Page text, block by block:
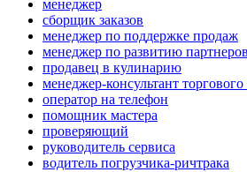
менеджер
сборщик заказов
менеджер по поддержке продаж
менеджер по развитию партнеров
продавец в кулинарию
менеджер-консультант торгового
опeрaтoр нa тeлeфoн
помощник мастера
проверяющий
руководитель сервиса
водитель погрузчика-ричтрака